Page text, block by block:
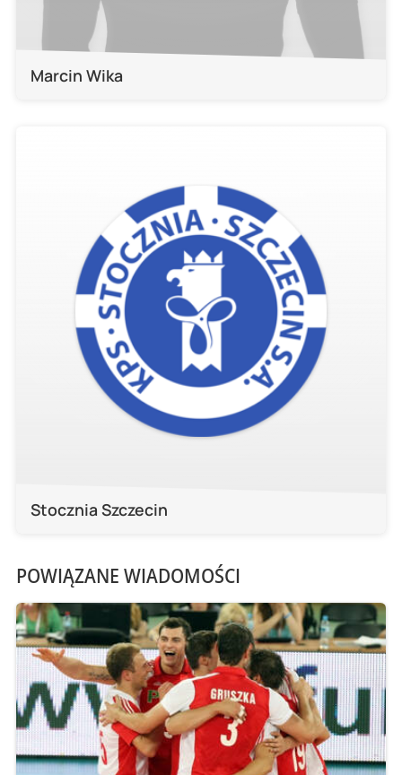
Marcin Wika
Stocznia Szczecin
POWIĄZANE WIADOMOŚCI